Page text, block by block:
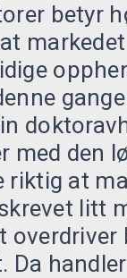
betyr
med den
at
litt
Da